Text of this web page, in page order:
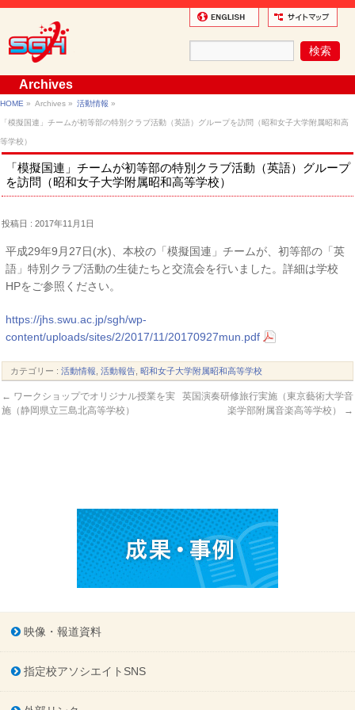
Archives
HOME » Archives » 活動情報 »
「模擬国連」チームが初等部の特別クラブ活動（英語）グループを訪問（昭和女子大学附属昭和高
等学校）
「模擬国連」チームが初等部の特別クラブ活動（英語）グループ
を訪問（昭和女子大学附属昭和高等学校）
投稿日 : 2017年11月1日
平成29年9月27日(水)、本校の「模擬国連」チームが、初等部の「英
語」特別クラブ活動の生徒たちと交流会を行いました。詳細は学校
HPをご参照ください。
https://jhs.swu.ac.jp/sgh/wp-
content/uploads/sites/2/2017/11/20170927mun.pdf
カテゴリー :活動情報 ,活動報告 ,昭和女子大学附属昭和高等学校
← ワークショップでオリジナル授業を実
施（静岡県立三島北高等学校）
英国演奏研修旅行実施（東京藝術大学音
楽学部附属音楽高等学校）
→
映像・報道資料
指定校アソシエイトSNS